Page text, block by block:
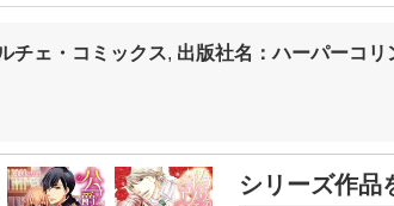
チェ・コミックス, 出版社名：ハーパーコリ
シリーズ作品